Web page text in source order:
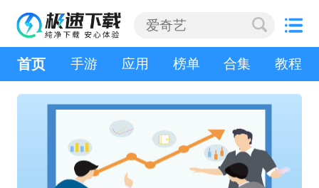
首页 手游 应用 榜单 合集 教程